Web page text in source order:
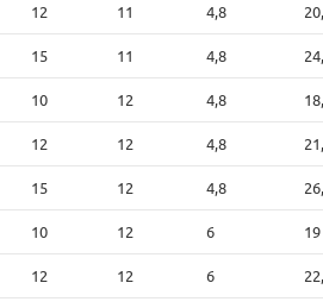
12 11 4,8
15 11 4,8
10 12 4,8
12 12 4,8
15 12 4,8
10 12 6 19
12 12 6